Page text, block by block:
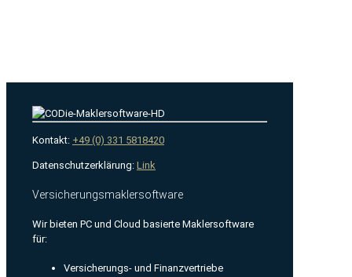
Kontakt: +49 (0) 331 5818420
Datenschutzerklärung: Link
Versicherungsmaklersoftware
Wir bieten PC und Cloud basierte Maklersoftware
für:
Versicherungs- und Finanzvertriebe